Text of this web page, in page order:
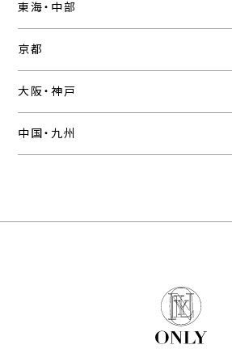
東海・中部
京都
大阪・神戸
中国・九州